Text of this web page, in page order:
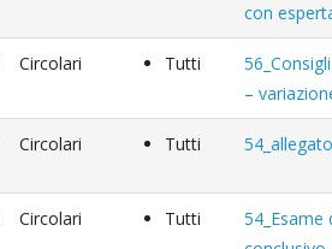
con
Circolari Tutti
–
Circolari Tutti
Circolari Tutti
54_Esame